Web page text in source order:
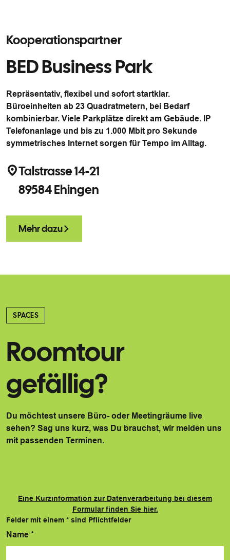
Kooperationspartner
BED Business Park
Repräsentativ, flexibel und sofort startklar.
Büroeinheiten ab 23 Quadratmetern, bei Bedarf
kombinierbar. Viele Parkplätze direkt am Gebäude. IP
Telefonanlage und bis zu 1.000 Mbit pro Sekunde
symmetrisches Internet sorgen für Tempo im Alltag.
Talstrasse 14-21
89584 Ehingen
Mehr dazu
SPACES
Roomtour
gefällig?
Du möchtest unsere Büro- oder Meetingräume live
sehen? Sag uns kurz, was Du brauchst, wir melden uns
mit passenden Terminen.
Eine Kurzinformation zur Datenverarbeitung bei diesem
Formular finden Sie hier.
Felder mit einem * sind Pflichtfelder
Name *